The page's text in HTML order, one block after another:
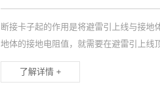
断接卡子起的作用是将避雷引上线与接
地体的接地电阻值，就需要在避雷引上线
了解详情 +